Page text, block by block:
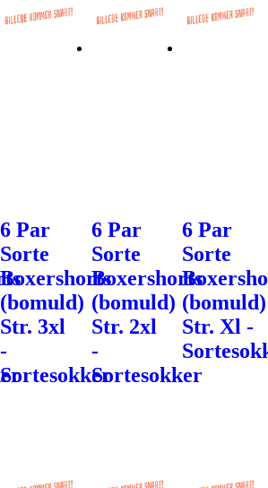
6 Par
Sorte
Boxershorts
(bomuld)
Str. 3xl
-
Sortesokker
6 Par
Sorte
Boxershorts
(bomuld)
Str. 2xl
-
Sortesokker
6 Par
Sorte
(bomuld)
Str. Xl -